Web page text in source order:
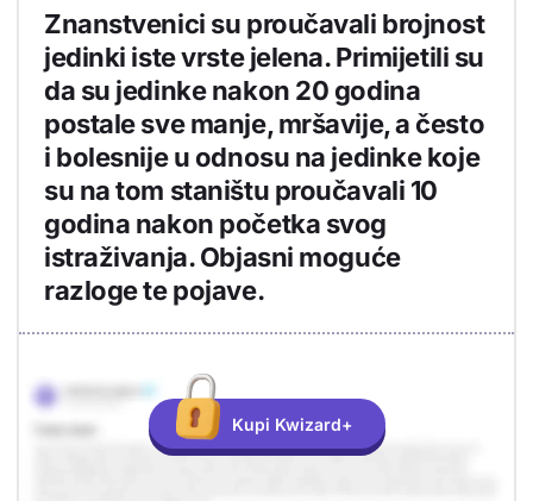
Znanstvenici su proučavali brojnost
jedinki iste vrste jelena. Primijetili su
da su jedinke nakon 20 godina
postale sve manje, mršavije, a često
i bolesnije u odnosu na jedinke koje
su na tom staništu proučavali 10
godina nakon početka svog
istraživanja. Objasni moguće
razloge te pojave.
Odgovor
Objašnjenje
Kupi Kwizard+